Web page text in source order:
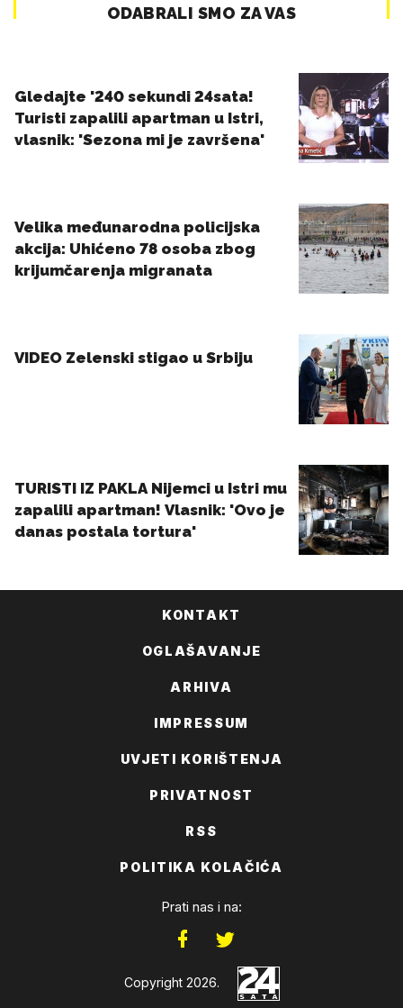
KONTAKT
OGLAŠAVANJE
ARHIVA
IMPRESSUM
UVJETI KORIŠTENJA
PRIVATNOST
RSS
POLITIKA KOLAČIĆA
Prati nas i na:
Copyright 2026.